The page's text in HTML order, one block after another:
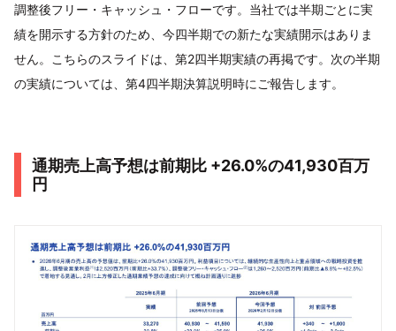
調整後フリー・キャッシュ・フローです。当社では半期ごとに実
績を開示する方針のため、今四半期での新たな実績開示はありま
せん。こちらのスライドは、第2四半期実績の再掲です。次の半期
の実績については、第4四半期決算説明時にご報告します。
通期売上高予想は前期比 +26.0%の41,930百万
円